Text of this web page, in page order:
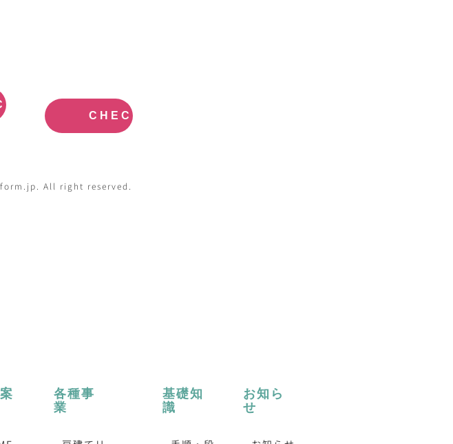
CHECK
All right reserved.
各種事
業
基礎知
識
お知ら
せ